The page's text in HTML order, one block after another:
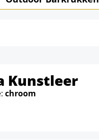
Kunstleer
chroom